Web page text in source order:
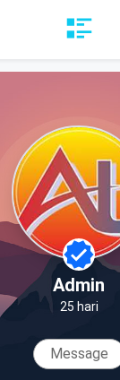
Admin
25 hari
Message